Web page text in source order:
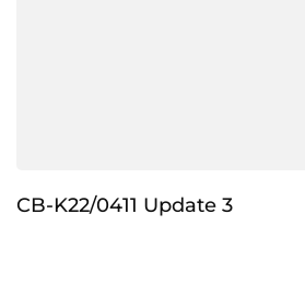
CB-K22/0411 Update 3